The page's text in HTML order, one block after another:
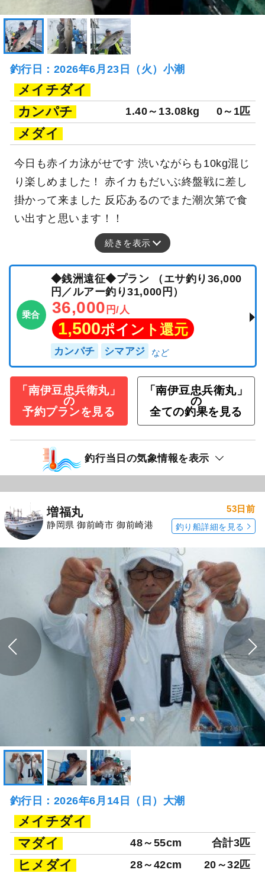
釣行日：2026年6月23日（火）小潮
メイチダイ
カンパチ
1.40～13.08kg 0～1匹
メダイ
今日も赤イカ泳がせです 渋いながらも10kg混じ
り楽しめました！ 赤イカもだいぶ終盤戦に差し
掛かって来ました 反応あるのでまた潮次第で食
い出すと思います！！
続きを表示
乗合
◆銭洲遠征◆プラン （エサ釣り36,000
円／ルアー釣り31,000円）
36,000 円/人
1,500ポイント還元
カンパチ シマアジ
「南伊豆忠兵衛丸」
の
予約プランを見る
「南伊豆忠兵衛丸」
の
全ての釣果を見る
釣行当日の気象情報を表示
増福丸
静岡県 御前崎市 御前崎港
53日前
釣り船詳細を見る
釣行日：2026年6月14日（日）大潮
メイチダイ
マダイ
48～55cm 合計3匹
ヒメダイ 28～42cm 20～32匹